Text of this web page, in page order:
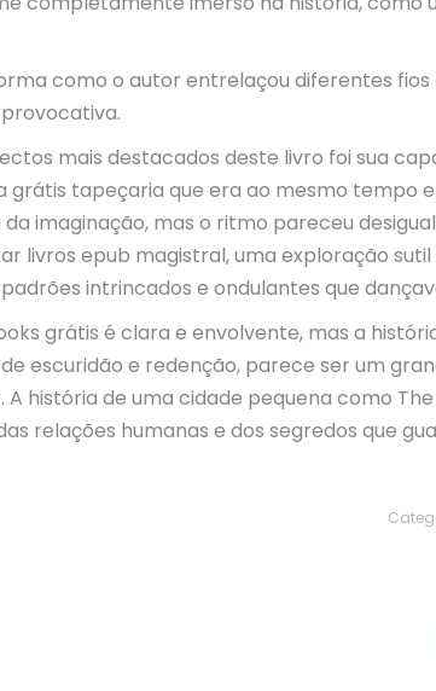
como o autor entrelaçou diferentes
mais destacados deste livro foi sua
grátis tapeçaria que era ao mesmo tempo
imaginação, mas o ritmo pareceu
livros epub magistral, uma exploração
intrincados e ondulantes que
grátis é clara e envolvente, mas a
escuridão e redenção, parece ser um
A história de uma cidade pequena como
relações humanas e dos segredos que